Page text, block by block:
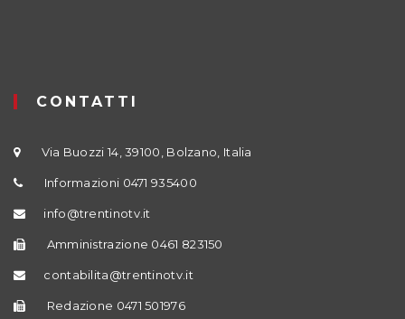
CONTATTI
Via Buozzi 14, 39100, Bolzano, Italia
Informazioni 0471 935400
info@trentinotv.it
Amministrazione 0461 823150
contabilita@trentinotv.it
Redazione 0471 501976